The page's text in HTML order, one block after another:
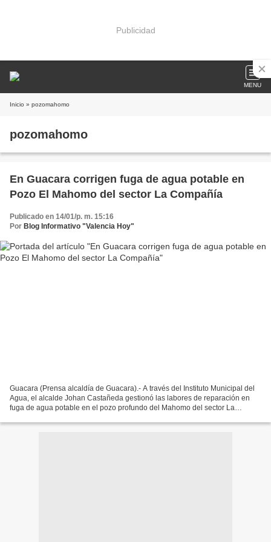
Publicidad
MENU
Inicio » pozomahomo
pozomahomo
En Guacara corrigen fuga de agua potable en
Pozo El Mahomo del sector La Compañía
Publicado en 14/01/p. m. 15:16
Por Blog Informativo "Valencia Hoy"
Guacara (Prensa alcaldía de Guacara).- A través del Instituto Municipal del
Agua, el alcalde Johan Castañeda gestionó las labores de reparación en
fuga de agua potable en el pozo profundo del Mahomo del sector La